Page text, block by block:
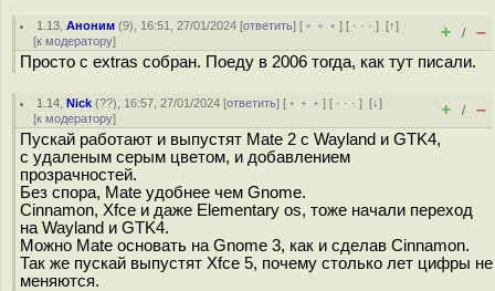
1.13 ,Аноним (9), 16:51, 27/01/2024 [ответить] [ ﹢﹢﹢] [ · · ·][↑]
[к модератору] + / –
Просто с extras собран. Поеду в 2006 тогда, как тут писали.
1.14 ,Nick (??), 16:57, 27/01/2024 [ответить] [ ﹢﹢﹢] [ · · ·][↓]
[к модератору] + / –
Пускай работают и выпустят Mate 2 с Wayland и GTK4,
с удаленым серым цветом, и добавлением
прозрачностей.
Без спора, Mate удобнее чем Gnome.
Cinnamon, Xfce и даже Elementary os, тоже начали переход
на Wayland и GTK4.
Можно Mate основать на Gnome 3, как и сделав Cinnamon.
Так же пускай выпустят Xfce 5, почему столько лет цифры не
меняются.